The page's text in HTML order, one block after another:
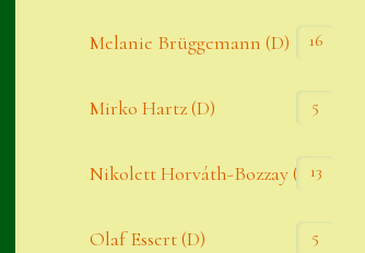
Melanie Brüggemann (D) 16
Mirko Hartz (D) 5
Nikolett Horváth-Bozzay (A)13
Olaf Essert (D) 5